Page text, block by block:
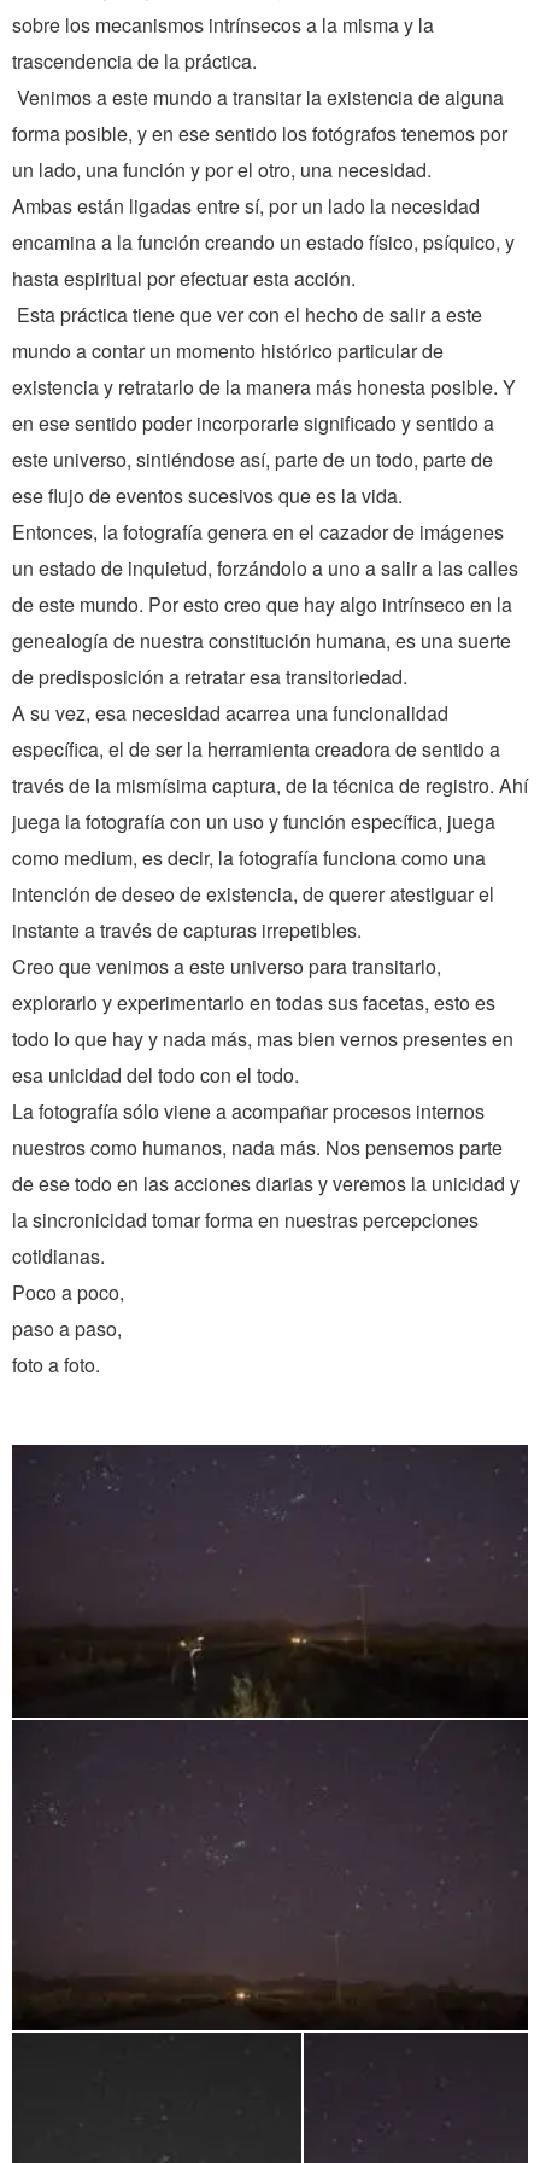
sobre los mecanismos intrínsecos a la misma y la
trascendencia de la práctica.
Venimos a este mundo a transitar la existencia de alguna
forma posible, y en ese sentido los fotógrafos tenemos por
un lado, una función y por el otro, una necesidad.
Ambas están ligadas entre sí, por un lado la necesidad
encamina a la función creando un estado físico, psíquico, y
hasta espiritual por efectuar esta acción.
Esta práctica tiene que ver con el hecho de salir a este
mundo a contar un momento histórico particular de
existencia y retratarlo de la manera más honesta posible. Y
en ese sentido poder incorporarle significado y sentido a
este universo, sintiéndose así, parte de un todo, parte de
ese flujo de eventos sucesivos que es la vida.
Entonces, la fotografía genera en el cazador de imágenes
un estado de inquietud, forzándolo a uno a salir a las calles
de este mundo. Por esto creo que hay algo intrínseco en la
genealogía de nuestra constitución humana, es una suerte
de predisposición a retratar esa transitoriedad.
A su vez, esa necesidad acarrea una funcionalidad
específica, el de ser la herramienta creadora de sentido a
través de la mismísima captura, de la técnica de registro. Ahí
juega la fotografía con un uso y función específica, juega
como medium, es decir, la fotografía funciona como una
intención de deseo de existencia, de querer atestiguar el
instante a través de capturas irrepetibles.
Creo que venimos a este universo para transitarlo,
explorarlo y experimentarlo en todas sus facetas, esto es
todo lo que hay y nada más, mas bien vernos presentes en
esa unicidad del todo con el todo.
La fotografía sólo viene a acompañar procesos internos
nuestros como humanos, nada más. Nos pensemos parte
de ese todo en las acciones diarias y veremos la unicidad y
la sincronicidad tomar forma en nuestras percepciones
cotidianas.
Poco a poco,
paso a paso,
foto a foto.